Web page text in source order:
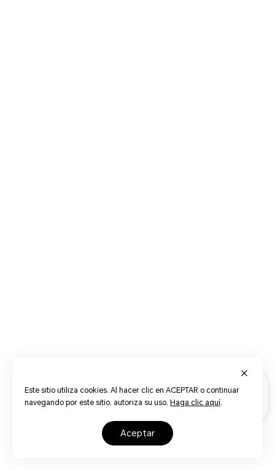
Este sitio utiliza cookies. Al hacer clic en ACEPTAR o continuar
navegando por este sitio, autoriza su uso. Haga clic aquí.
aceptar